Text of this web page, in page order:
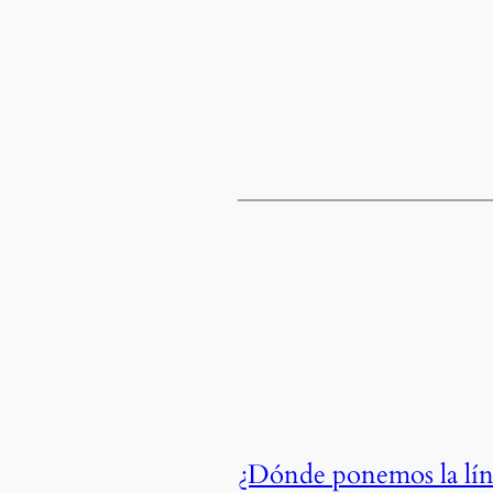
¿Dónde ponemos la